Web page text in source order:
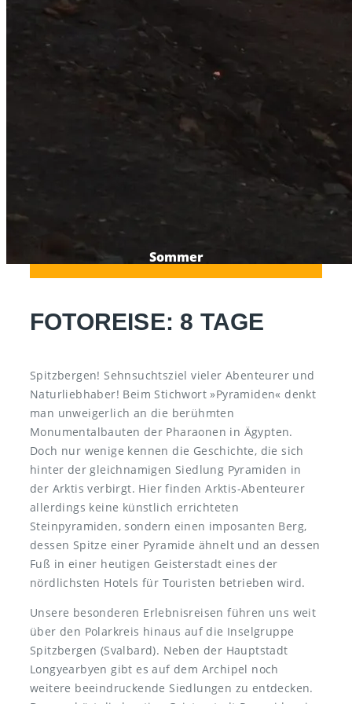
Sommer
FOTOREISE: 8 TAGE
Spitzbergen! Sehnsuchtsziel vieler Abenteurer und
Naturliebhaber! Beim Stichwort »Pyramiden« denkt
man unweigerlich an die berühmten
Monumentalbauten der Pharaonen in Ägypten.
Doch nur wenige kennen die Geschichte, die sich
hinter der gleichnamigen Siedlung Pyramiden in
der Arktis verbirgt. Hier finden Arktis-Abenteurer
allerdings keine künstlich errichteten
Steinpyramiden, sondern einen imposanten Berg,
dessen Spitze einer Pyramide ähnelt und an dessen
Fuß in einer heutigen Geisterstadt eines der
nördlichsten Hotels für Touristen betrieben wird.
Unsere besonderen Erlebnisreisen führen uns weit
über den Polarkreis hinaus auf die Inselgruppe
Spitzbergen (Svalbard). Neben der Hauptstadt
Longyearbyen gibt es auf dem Archipel noch
weitere beeindruckende Siedlungen zu entdecken.